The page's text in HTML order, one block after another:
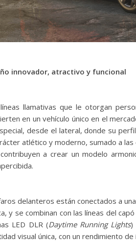
innovador, atractivo y funcional
llamativas que le otorgan
en un vehículo único en el
desde el lateral, donde su perfil
atlético y moderno, sumado a
a crear un modelo
delanteros están conectados a
y se combinan con las líneas del
LED DLR (Daytime Running Lights)
visual única, con un rendimiento